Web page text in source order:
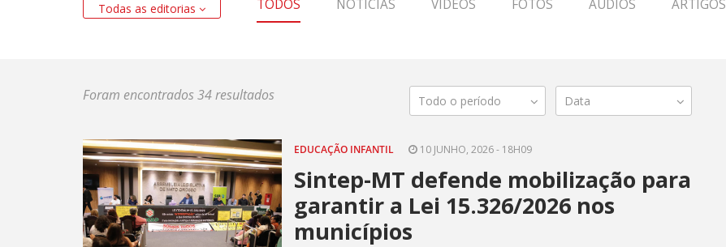
Todas as editorias TODOS NOTÍCIAS VÍDEOS FOTOS ÁUDIOS ARTIGOS
Foram encontrados 34 resultados Todo o período Data
EDUCAÇÃO INFANTIL 10 JUNHO, 2026 - 18H09
Sintep-MT defende mobilização para
garantir a Lei 15.326/2026 nos
municípios